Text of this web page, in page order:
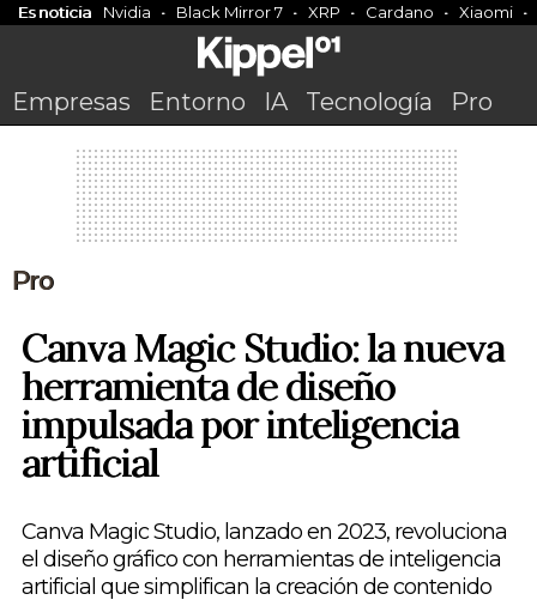
Es noticia Nvidia Black Mirror 7 XRP Cardano Xiaomi
Empresas Entorno IA Tecnología Pro
Pro
Canva Magic Studio: la nueva
herramienta de diseño
impulsada por inteligencia
artificial
Canva Magic Studio, lanzado en 2023, revoluciona
el diseño gráfico con herramientas de inteligencia
artificial que simplifican la creación de contenido